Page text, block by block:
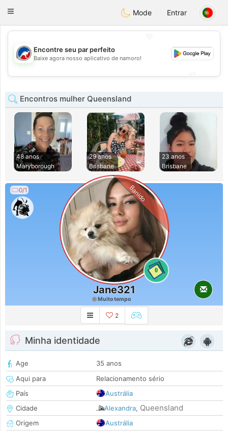
Australia Chat
Toggle
Mode Entrar
💖
💕
Encontre seu par perfeito
Baixe agora nosso aplicativo de namoro!
Encontros mulher Queensland
48 anos
Maryborough
29 anos
Brisbane
23 anos
Brisbane
0/1
0
Banido
Jane321
Muito tempo
2
Minha identidade
Age
35 anos
Aqui para
Relacionamento sério
País
Austrália
Cidade
Alexandra, Queensland
Origem
Austrália